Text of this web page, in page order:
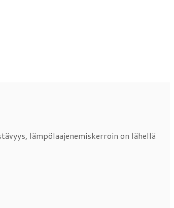
lämpölaajenemiskerroin on lähellä